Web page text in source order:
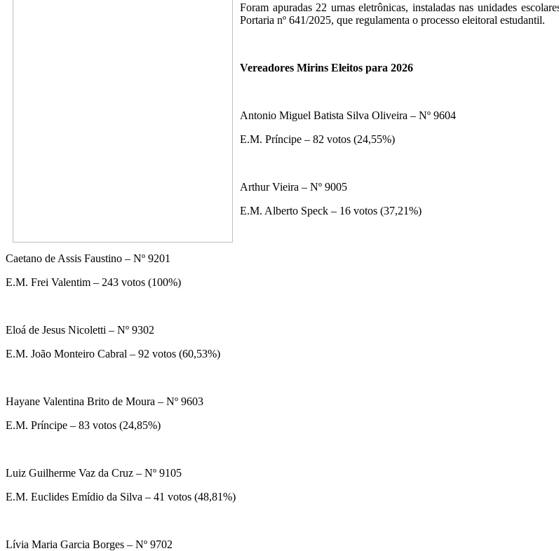
Foram apuradas 22 urnas eletrônicas, instaladas nas unidades
Portaria nº 641/2025, que regulamenta o processo eleitoral estudantil.
Vereadores Mirins Eleitos para 2026
Antonio Miguel Batista Silva Oliveira – Nº 9604
E.M. Príncipe – 82 votos (24,55%)
Arthur Vieira – Nº 9005
E.M. Alberto Speck – 16 votos (37,21%)
Caetano de Assis Faustino – Nº 9201
E.M. Frei Valentim – 243 votos (100%)
Eloá de Jesus Nicoletti – Nº 9302
E.M. João Monteiro Cabral – 92 votos (60,53%)
Hayane Valentina Brito de Moura – Nº 9603
E.M. Príncipe – 83 votos (24,85%)
Luiz Guilherme Vaz da Cruz – Nº 9105
E.M. Euclides Emídio da Silva – 41 votos (48,81%)
Lívia Maria Garcia Borges – Nº 9702